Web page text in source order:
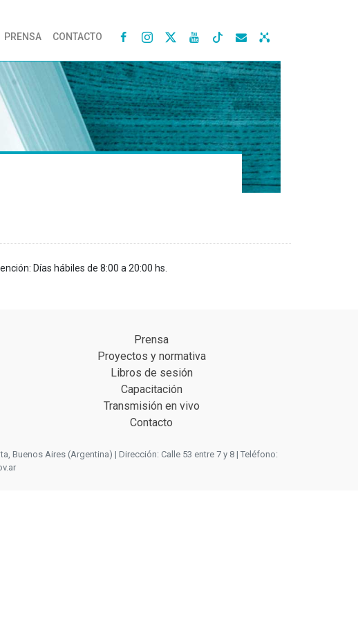
PRENSA CONTACTO    
Días hábiles de 8:00 a 20:00 hs.
Prensa
Proyectos y normativa
Libros de sesión
Capacitación
Transmisión en vivo
Contacto
Buenos Aires (Argentina) | Dirección: Calle 53 entre 7 y 8 | Teléfono: